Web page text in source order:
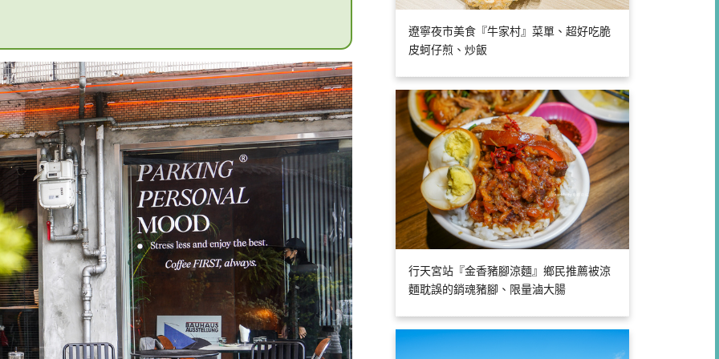
遼寧夜市美食『牛家村』菜單、超好吃脆
皮蚵仔煎、炒飯
行天宮站『金香豬腳涼麵』鄉民推薦被涼
麵耽誤的銷魂豬腳、限量滷大腸